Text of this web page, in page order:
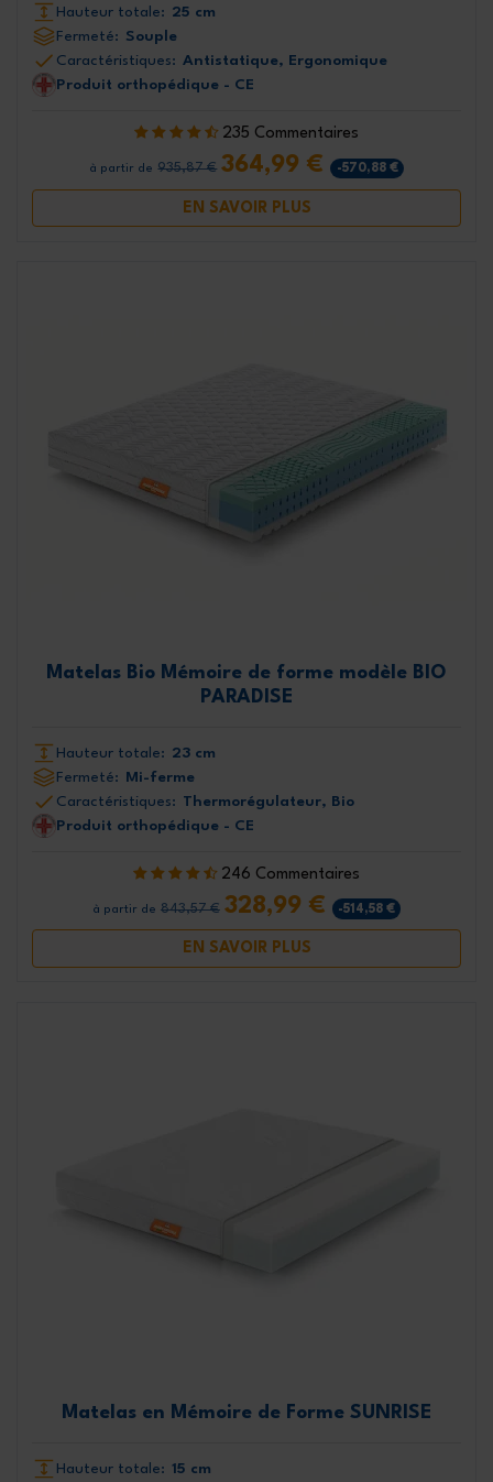
Hauteur totale: 25 cm
Fermeté: Souple
Caractéristiques: Antistatique, Ergonomique
Produit orthopédique - CE
235 Commentaires
à partir de 935,87 € 364,99 € -570,88 €
EN SAVOIR PLUS
Matelas Bio Mémoire de forme modèle BIO
PARADISE
Hauteur totale: 23 cm
Fermeté: Mi-ferme
Caractéristiques: Thermorégulateur, Bio
Produit orthopédique - CE
246 Commentaires
à partir de 843,57 € 328,99 € -514,58 €
EN SAVOIR PLUS
Matelas en Mémoire de Forme SUNRISE
Hauteur totale: 15 cm